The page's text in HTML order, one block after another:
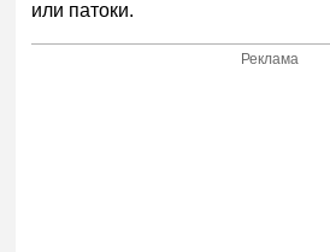
или патоки.
Реклама